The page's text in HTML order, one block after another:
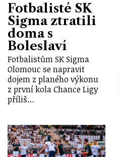
Fotbalisté SK
Sigma ztratili
doma s
Boleslaví
Fotbalistům SK Sigma
Olomouc se napravit
dojem z planého výkonu
z první kola Chance Ligy
příliš…